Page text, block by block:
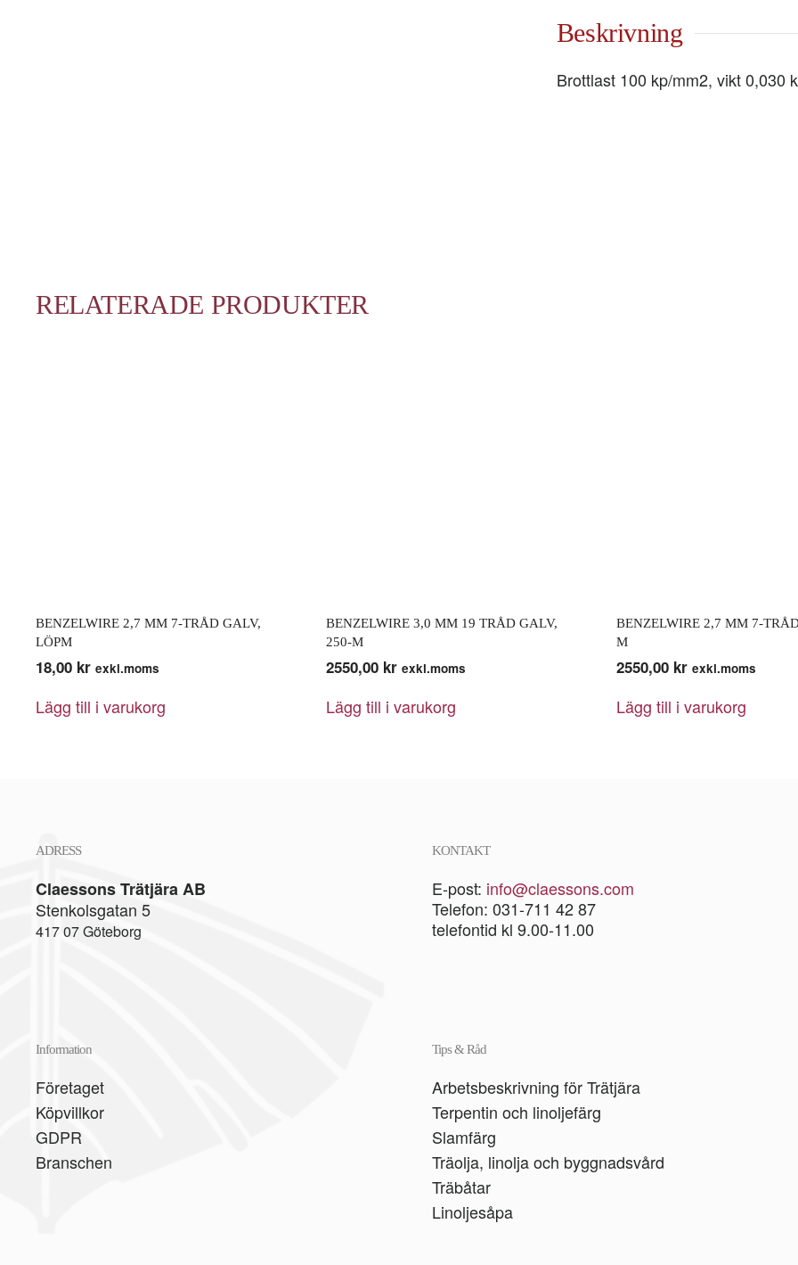
LÖPM
mängd
Beskrivning
Brottlast 100 kp/mm2, vikt 0,030
RELATERADE PRODUKTER
BENZELWIRE 2,7 MM 7-TRÅD GALV,
LÖPM
18,00 kr exkl.moms
Lägg till i varukorg
BENZELWIRE 3,0 MM 19 TRÅD GALV,
250-M
2550,00 kr exkl.moms
Lägg till i varukorg
BENZELWIRE 2,7 MM 7-
M
2550,00 kr exkl.moms
Lägg till i varukorg
ADRESS
Claessons Trätjära AB
Stenkolsgatan 5
417 07 Göteborg
KONTAKT
E-post: info@claessons.com
Telefon: 031-711 42 87
telefontid kl 9.00-11.00
Information
Företaget
Köpvillkor
GDPR
Branschen
Tips & Råd
Arbetsbeskrivning för Trätjära
Terpentin och linoljefärg
Slamfärg
Träolja, linolja och byggnadsvård
Träbåtar
Linoljesåpa